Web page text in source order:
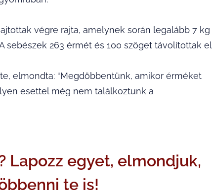
végre rajta, amelynek során legalább 7 kg
sebészek 263 érmét és 100 szöget távolítottak el
elmondta: “Megdöbbentünk, amikor érméket
esettel még nem találkoztunk a
Lapozz egyet, elmondjuk,
te is!